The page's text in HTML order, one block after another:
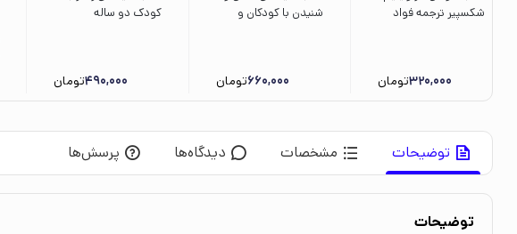
شکسپیر ترجمه فواد
320,000تومان
شنیدن با کودکان و
و الین مازلیش ترجمه
زهرا جعفری نشر صابرین
660,000تومان
کودک دو ساله
رئیسی طوسی نشر
صابرین
490,000تومان
توضیحات مشخصات دیدگاه‌ها پرسش‌ها
توضیحات